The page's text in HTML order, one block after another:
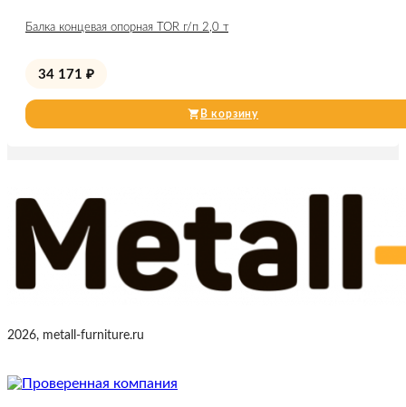
Балка концевая опорная TOR г/п 2,0 т
34 171 ₽
В корзину
2026, metall-furniture.ru